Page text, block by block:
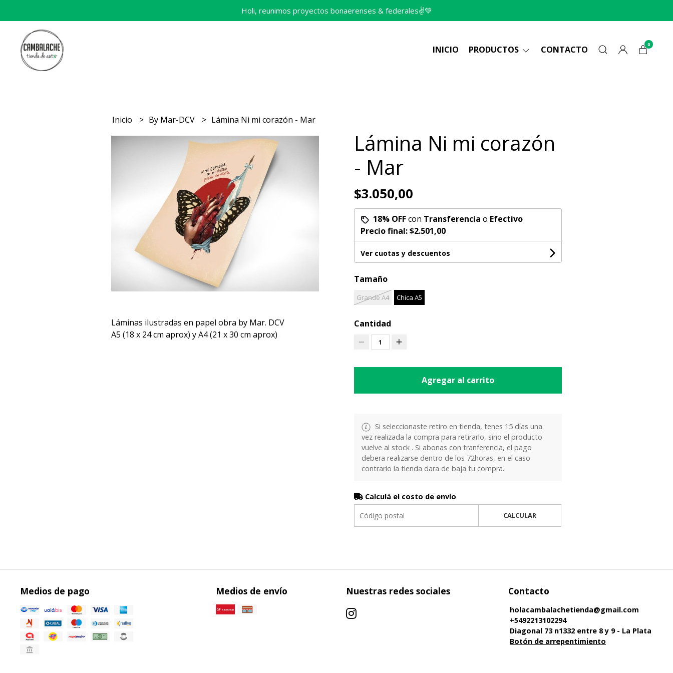
Holi, reunimos proyectos bonaerenses & federales✌️💚
INICIO PRODUCTOS CONTACTO 0
Inicio By Mar-DCV Lámina Ni mi corazón - Mar
Láminas ilustradas en papel obra by Mar. DCV
A5 (18 x 24 cm aprox) y A4 (21 x 30 cm aprox)
Lámina Ni mi corazón
- Mar
$3.050,00
18% OFFcon Transferencia o Efectivo
Precio final:$2.501,00
Ver cuotas y descuentos
Tamaño
Grande A4 Chica A5
Cantidad
1
Agregar al carrito
Si seleccionaste retiro en tienda, tenes 15 días una
vez realizada la compra para retirarlo, sino el producto
vuelve al stock . Si abonas con tranferencia, el pago
debera realizarse dentro de los 72horas, en el caso
contrario la tienda dara de baja tu compra.
Calculá el costo de envío
CALCULAR
Medios de pago Medios de envío Nuestras redes sociales Contacto
holacambalachetienda@gmail.com
+5492213102294
Diagonal 73 n1332 entre 8 y 9 - La Plata
Botón de arrepentimiento